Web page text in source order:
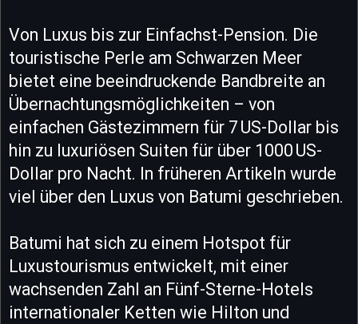
Von Luxus bis zur Einfachst-Pension. Die
touristische Perle am Schwarzen Meer
bietet eine beeindruckende Bandbreite an
Übernachtungsmöglichkeiten – von
einfachen Gästezimmern für 7 US-Dollar bis
hin zu luxuriösen Suiten für über 1000 US-
Dollar pro Nacht. In früheren Artikeln wurde
viel über den Luxus von Batumi geschrieben.
Batumi hat sich zu einem Hotspot für
Luxustourismus entwickelt, mit einer
wachsenden Zahl an Fünf-Sterne-Hotels
internationaler Ketten wie Hilton und